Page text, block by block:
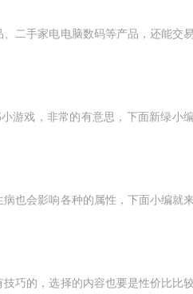
二手家电电脑数码等产品，还能交
游戏，非常的有意思，下面新绿小
也会影响各种的属性，下面小编就
巧的，选择的内容也要是性价比比